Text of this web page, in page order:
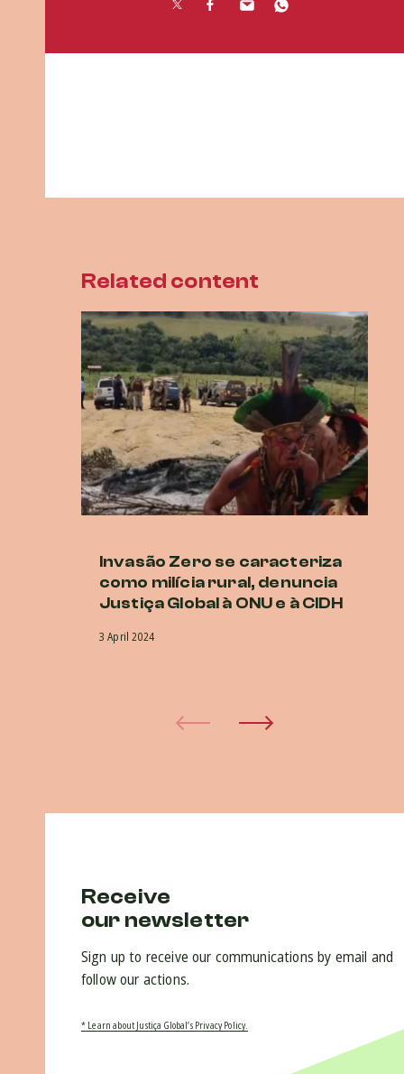
Related content
Invasão Zero se caracteriza
como milícia rural, denuncia
Justiça Global à ONU e à CIDH
3 April 2024
Receive
our newsletter
Sign up to receive our communications by email and
follow our actions.
* Learn about Justiça Global’s Privacy Policy.